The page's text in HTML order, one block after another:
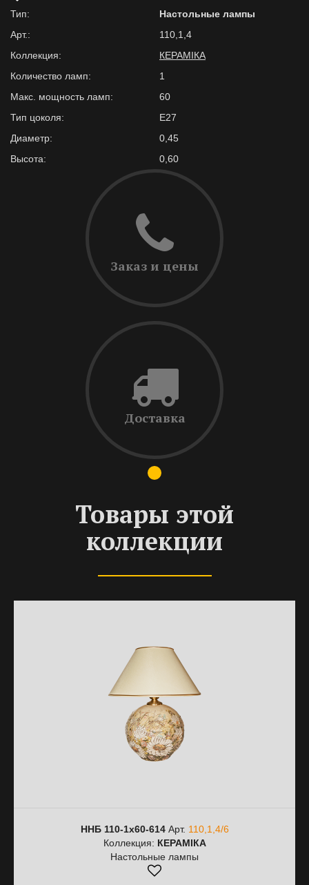
Тип:
Настольные лампы
Арт.:
110,1,4
Коллекция:
КЕРАМІКА
Количество ламп:
1
Макс. мощность ламп:
60
Тип цоколя:
E27
Диаметр:
0,45
Высота:
0,60
Заказ и цены
Доставка
Товары этой
коллекции
ННБ 110-1х60-614Арт. 110,1,4/6
Коллекция: КЕРАМІКА
Настольные лампы